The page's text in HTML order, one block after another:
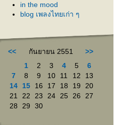
in the mood
blog เพลงไทยเก่า ๆ
<< กันยายน 2551
>>
1
2 3 4 5
6
7
8 9 10 11 12
13
14
15 16 17 18 19
20
21
22 23 24 25 26
27
28
29 30